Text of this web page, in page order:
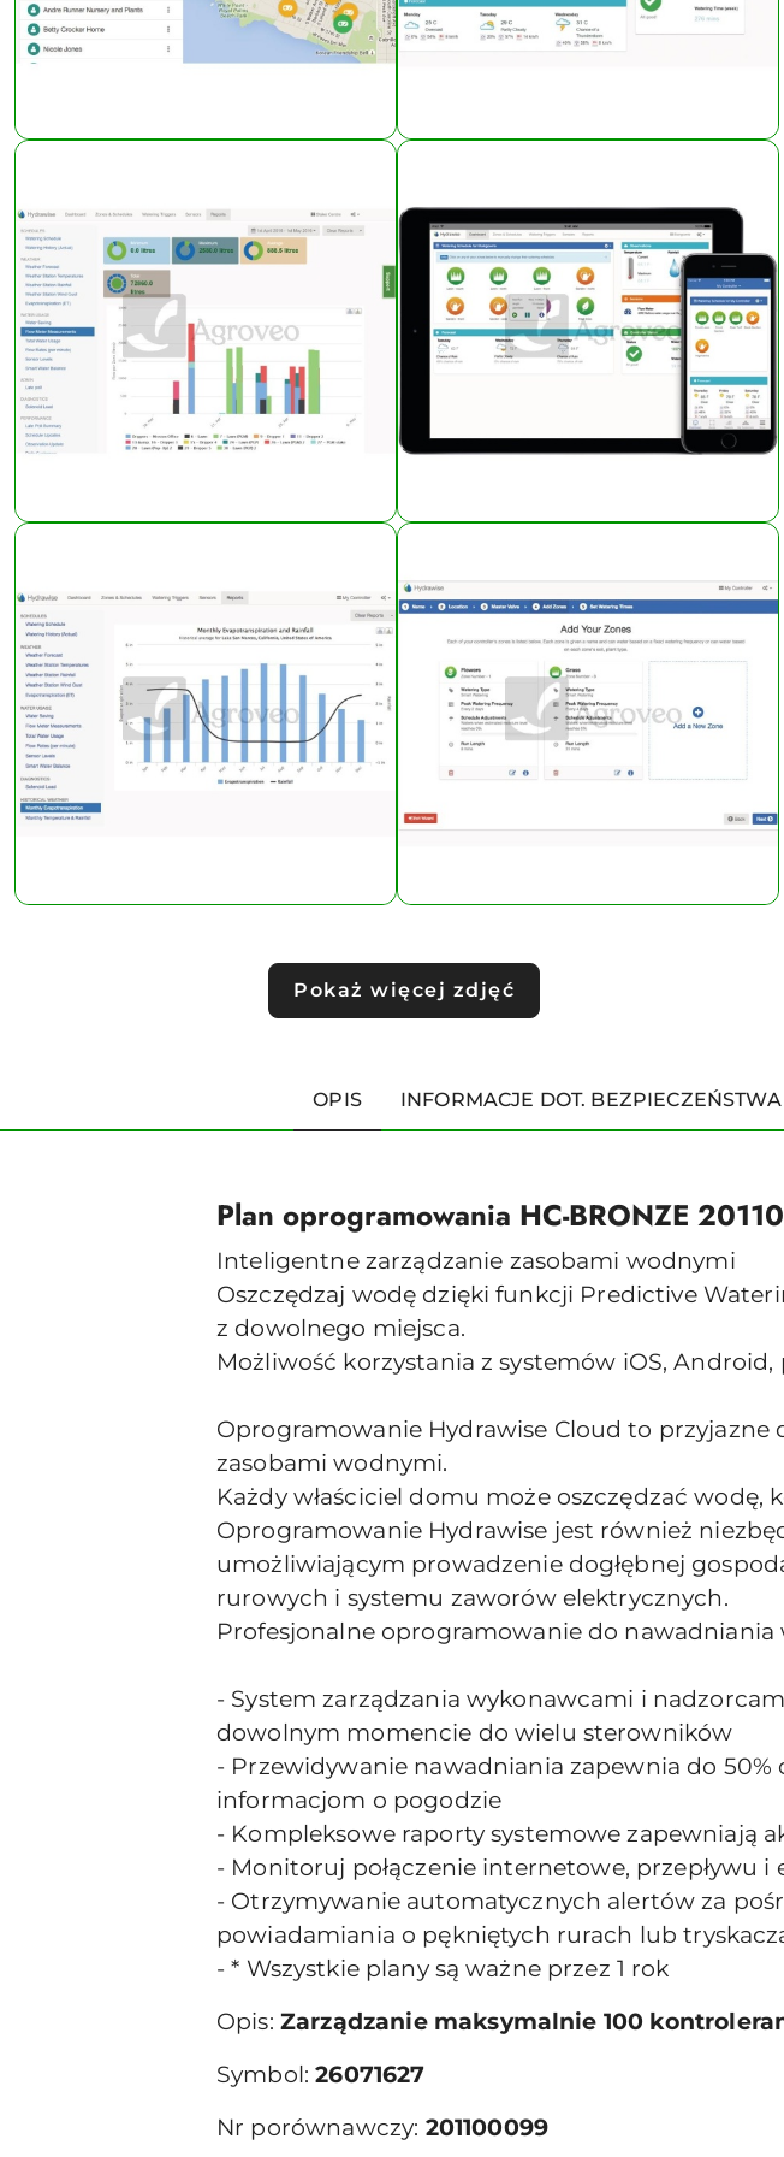
Pokaż więcej zdjęć
OPIS INFORMACJE DOT. BEZPIECZEŃSTWA
Plan oprogramowania HC-BRONZE
Inteligentne zarządzanie zasobami wodnymi
Oszczędzaj wodę dzięki funkcji Predictive
z dowolnego miejsca.
Możliwość korzystania z systemów iOS,
Oprogramowanie Hydrawise Cloud to
zasobami wodnymi.
Każdy właściciel domu może oszczędzać
Oprogramowanie Hydrawise jest również
umożliwiającym prowadzenie dogłębnej
rurowych i systemu zaworów elektrycznych.
Profesjonalne oprogramowanie do
- System zarządzania wykonawcami i
dowolnym momencie do wielu sterowników
- Przewidywanie nawadniania zapewnia do
informacjom o pogodzie
- Kompleksowe raporty systemowe zapewniają
- Monitoruj połączenie internetowe, przepływu i
- Otrzymywanie automatycznych alertów za
powiadamiania o pękniętych rurach lub
- * Wszystkie plany są ważne przez 1 rok
Opis: Zarządzanie maksymalnie 100
Symbol:26071627
Nr porównawczy: 201100099